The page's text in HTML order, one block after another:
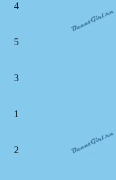
4
5
3
1
2